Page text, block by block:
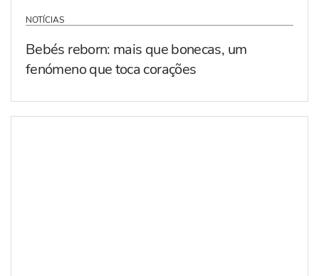
NOTÍCIAS
Bebés reborn: mais que bonecas, um
fenómeno que toca corações